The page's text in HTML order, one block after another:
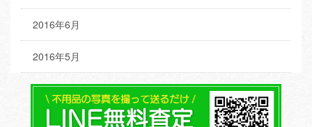
2016年6月
2016年5月